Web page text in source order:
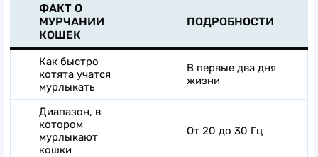
ФАКТ О
МУРЧАНИИ
КОШЕК
ПОДРОБНОСТИ
Как быстро
котята учатся
мурлыкать
В первые два дня
жизни
Диапазон, в
котором
мурлыкают
кошки
От 20 до 30 Гц